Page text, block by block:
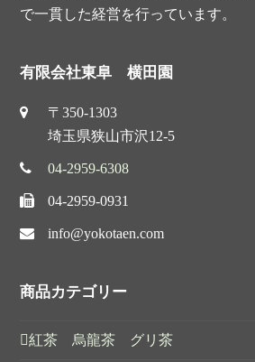
で一貫した経営を行っています。
有限会社東阜 横田園
〒350-1303
埼玉県狭山市沢12-5
04-2959-6308
04-2959-0931
info@yokotaen.com
商品カテゴリー
紅茶 烏龍茶 グリ茶